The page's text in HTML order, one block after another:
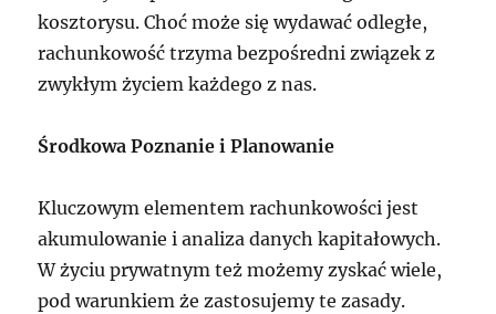
kosztorysu. Choć może się wydawać odległe,
rachunkowość trzyma bezpośredni związek z
zwykłym życiem każdego z nas.
Środkowa Poznanie i Planowanie
Kluczowym elementem rachunkowości jest
akumulowanie i analiza danych kapitałowych.
W życiu prywatnym też możemy zyskać wiele,
pod warunkiem że zastosujemy te zasady.